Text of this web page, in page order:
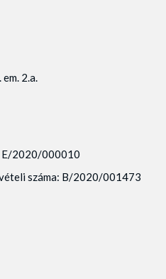
2.a.
E/2020/000010
száma: B/2020/001473